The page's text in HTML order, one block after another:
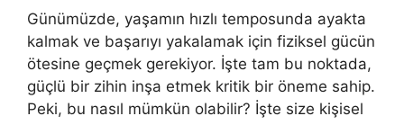
Günümüzde, yaşamın hızlı temposunda ayakta
kalmak ve başarıyı yakalamak için fiziksel gücün
ötesine geçmek gerekiyor. İşte tam bu noktada,
güçlü bir zihin inşa etmek kritik bir öneme sahip.
Peki, bu nasıl mümkün olabilir? İşte size kişisel